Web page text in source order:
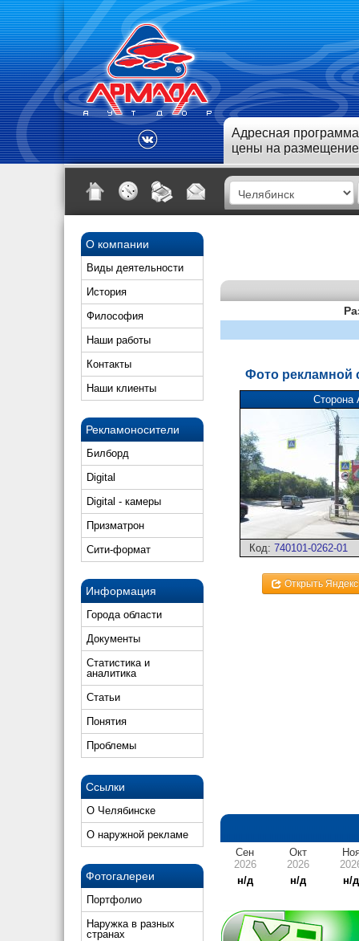
Адресная
цены на размещение
О компании
Виды деятельности
История
Философия
Наши работы
Контакты
Наши клиенты
Рекламоносители
Билборд
Digital
Digital - камеры
Призматрон
Сити-формат
Информация
Города области
Документы
Статистика и
аналитика
Статьи
Понятия
Проблемы
Ссылки
О Челябинске
О наружной рекламе
Фотогалереи
Портфолио
Наружка в разных
странах
Фото рекламной
Сторона
Код: 740101-0262-01
Открыть
Сен
2026
н/д
Окт
2026
н/д
н/д